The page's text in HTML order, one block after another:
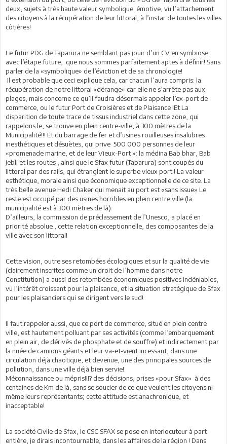
deux, sujets à très haute valeur symbolique émotive, vu l’attachement
des citoyens à la récupération de leur littoral, à l’instar de toutes les villes
côtières!
Le futur PDG de Taparura ne semblant pas jouir d’un CV en symbiose
avec l’étape future, que nous sommes parfaitement aptes à définir! Sans
parler de la «symbolique» de l’éviction et de sa chronologie!
Il est probable que ceci explique cela, car chacun l’aura compris: la
récupération de notre littoral «dérange» car elle ne s’arrête pas aux
plages, mais concerne ce qu’il faudra désormais appeler l’ex-port de
commerce, ou le futur Port de Croisières et de Plaisance !Et La
disparition de toute trace de tissus industriel dans cette zone, qui
rappelons le, se trouve en plein centre-ville, à 300 mètres de la
Municipalité!!! Et du barrage de fer et d’usines rouilleuses insalubres
inesthétiques et désuètes, qui prive 500 000 personnes de leur
«promenade marine, et de leur Vieux-Port »: la médina Bab bhar, Bab
jebli et les routes , ainsi que le Sfax futur (Taparura) sont coupés du
littoral par des rails, qui étranglent le superbe vieux port ! La valeur
esthétique, morale ainsi que économique exceptionnelle de ce site. La
très belle avenue Hedi Chaker qui menait au port est «sans issue» Le
reste est occupé par des usines horribles en plein centre ville (la
municipalité est à 300 mètres de là).
D’ailleurs, la commission de préclassement de l’Unesco, a placé en
priorité absolue , cette relation exceptionnelle, des composantes de la
ville avec son littoral!
Cette vision, outre ses retombées écologiques et sur la qualité de vie
(clairement inscrites comme un droit de l’homme dans notre
Constitution) a aussi des retombées économiques positives indéniables,
vu l’intérêt croissant pour la plaisance, et la situation stratégique de Sfax
pour les plaisanciers qui se dirigent vers le sud!
Il faut rappeler aussi, que ce port de commerce, situé en plein centre
ville, est hautement polluant par ses activités (comme l’embarquement
en plein air, de dérivés de phosphate et de souffre) et indirectement par
la nuée de camions géants et leur va-et-vient incessant, dans une
circulation déjà chaotique, et devenue, une des principales sources de
pollution, dans une ville déjà bien servie!
Méconnaissance ou mépris!!!? des décisions, prises «pour Sfax» à des
centaines de Km de là, sans se soucier de ce que veulent les citoyens ni
même leurs représentants; cette attitude est anachronique, et
inacceptable!
La société Civile de Sfax, le CSC SFAX se pose en interlocuteur à part
entière, je dirais incontournable, dans les affaires de la région ! Dans